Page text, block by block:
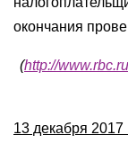
окончания
(http://
13 декабря 2017